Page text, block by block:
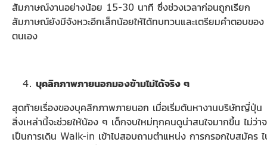
สัมภาษณ์งานอย่างน้อย 15-30 นาที ซึ่งช่วงเวลาก่อนถูกเรียก
สัมภาษณ์ยังมีจังหวะอีกเล็กน้อยให้ได้ทบทวนและเตรียมคำตอบของ
ตนเอง
บุคลิกภาพภายนอกมองข้ามไม่ได้จริง ๆ
สุดท้ายเรื่องของบุคลิกภาพภายนอก เมื่อเริ่มต้นหางานบริษัทญี่ปุ่น
สิ่งเหล่านี้จะช่วยให้น้อง ๆ เด็กจบใหม่ทุกคนดูน่าสนใจมากขึ้น ไม่ว่าจ
เป็นการเดิน Walk-in เข้าไปสอบถามตำแหน่ง การกรอกใบสมัคร